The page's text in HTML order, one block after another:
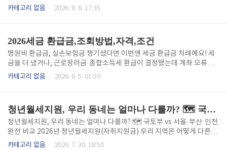
본 경험 다들 한 번쯤 있으시죠? 😥 특히 영동군처럼 병원 수가 많지 않은
즐겨찾기 해두시는 걸 추천드려요! 응급의료포털 영동군 민생지원금 신청
🚨 영동군 응급실, 여기로 가세요영동군 내에서 병원급 의료기관이자 365
일 24시간 응급실을 운영하는 곳은 '영동병원' 한 곳이에요. 2006년에 지
역응급의료기관으로 지정되어서 지금까지 ..
카테고리 없음 2026. 8. 6. 17:35
2026세금 환급금,조회방법,자격,조건
병원비 환급금, 실손보험금 챙기셨다면 이번엔 세금 환급금 차례예요! 세
금을 더 냈거나, 근로장려금·종합소득세 환급이 결정됐는데 계좌 오류로
못 받은 돈이 지금 어딘가에 잠들어 있을 수 있어요. 국세청 자료에 따르면
제 낼 돈보다 더 냈거나, 근로장려금·종합소득세처럼 환급이 결정됐는데
계좌번호가 틀렸거나 우편 안내를 놓쳐서 그대로 남아있는 경우가 많아요.
국세청은 문자(126번)로 안내를 보내기도 하지만, 스팸으로 착각하고 그
냥 지나치는 분들도 많답니다.환급금은 크게 두 가지로 나뉘어요.구분국..
카테고리 없음 2026. 8. 5. 01:59
청년월세지원, 우리 동네는 얼마나 다를까? 🗺️ 국토부 vs 서울·부산·인천 완전 비교
청년월세지원, 우리 동네는 얼마나 다를까? 🗺️ 국토부 vs 서울·부산·인천
완전 비교 2026년 청년월세지원(자취지원금) 우리 지역은 어떻게 다른
데?" 궁금하신 분들 많으시죠? 😊사실 국토교통부(전국 공통) 사업과 서
카테고리 없음 2026. 7. 30. 18:50